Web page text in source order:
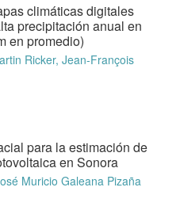
climáticas digitales
precipitación anual en
en promedio)
Ricker, Jean-François
para la estimación de
en Sonora
Muricio Galeana Pizaña